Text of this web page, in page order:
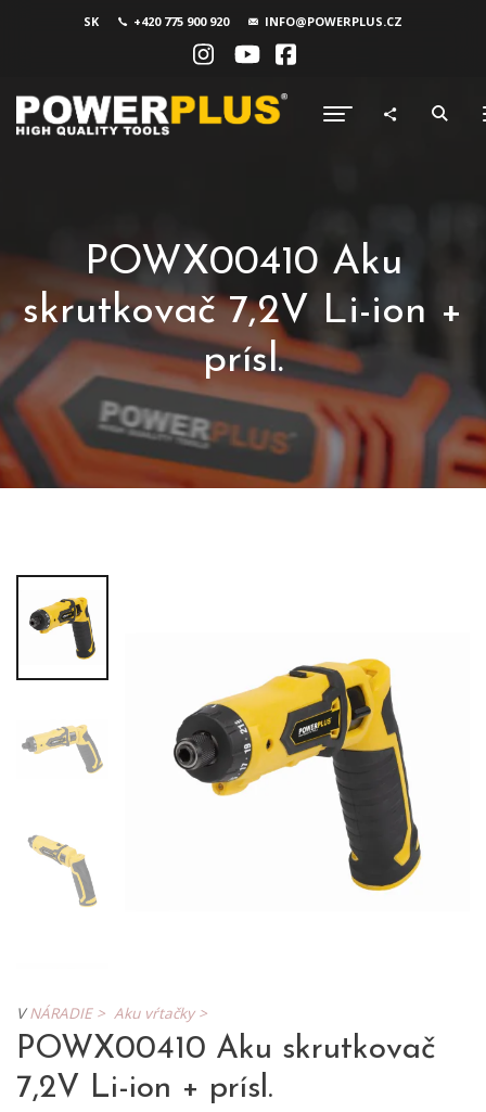
SK +420 775 900 920 INFO@POWERPLUS.CZ
POWX00410 Aku
skrutkovač 7,2V Li-ion +
prísl.
VNÁRADIE > Aku vŕtačky >
POWX00410 Aku skrutkovač
7,2V Li-ion + prísl.